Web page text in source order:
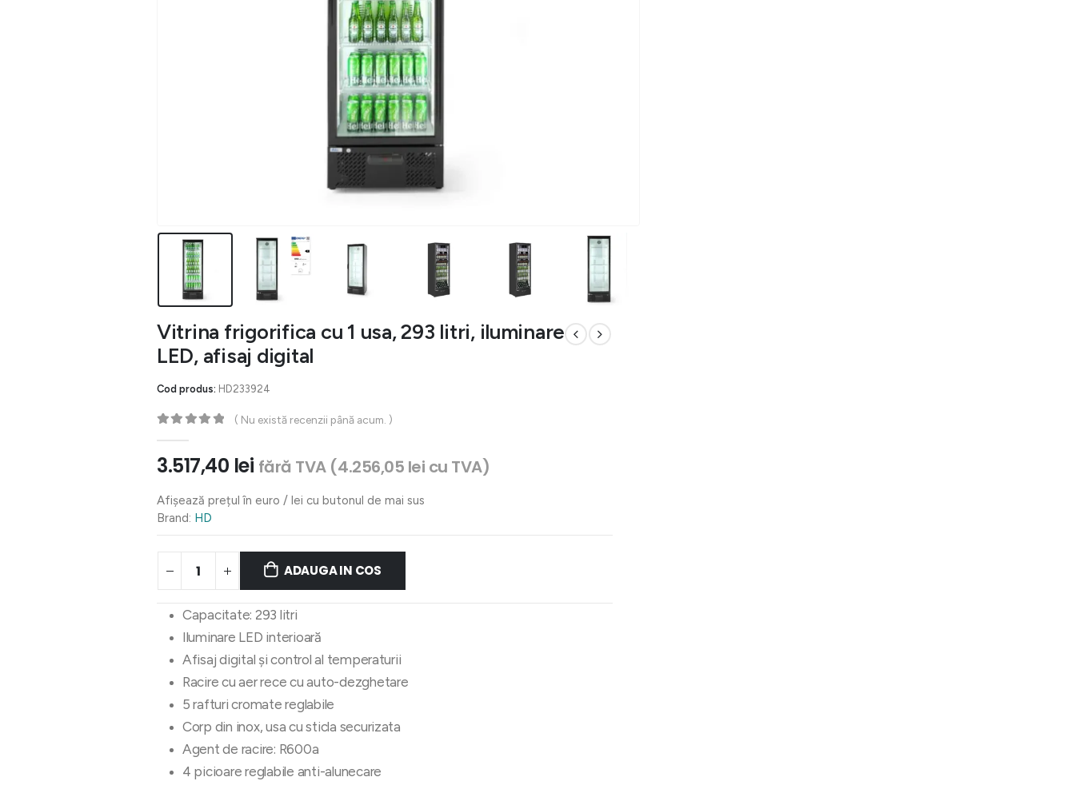
Vitrina frigorifica cu 1 usa, 293 litri, iluminare
LED, afisaj digital
Cod produs: HD233924
( Nu există recenzii până acum. )
3.517,40 lei fără TVA (4.256,05 lei cu TVA)
Afișează prețul în euro / lei cu butonul de mai sus
Brand: HD
ADAUGA IN COS
Capacitate: 293 litri
Iluminare LED interioară
Afisaj digital și control al temperaturii
Racire cu aer rece cu auto-dezghetare
5 rafturi cromate reglabile
Corp din inox, usa cu sticla securizata
Agent de racire: R600a
4 picioare reglabile anti-alunecare